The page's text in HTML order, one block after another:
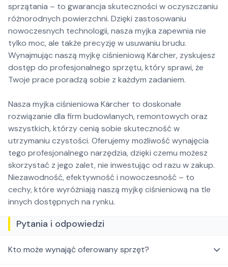
sprzątania – to gwarancja skuteczności w oczyszczaniu
różnorodnych powierzchni. Dzięki zastosowaniu
nowoczesnych technologii, nasza myjka zapewnia nie
tylko moc, ale także precyzję w usuwaniu brudu.
Wynajmując naszą myjkę ciśnieniową Kärcher, zyskujesz
dostęp do profesjonalnego sprzętu, który sprawi, że
Twoje prace poradzą sobie z każdym zadaniem.
Nasza myjka ciśnieniowa Kärcher to doskonałe
rozwiązanie dla firm budowlanych, remontowych oraz
wszystkich, którzy cenią sobie skuteczność w
utrzymaniu czystości. Oferujemy możliwość wynajęcia
tego profesjonalnego narzędzia, dzięki czemu możesz
skorzystać z jego zalet, nie inwestując od razu w zakup.
Niezawodność, efektywność i nowoczesność – to
cechy, które wyróżniają naszą myjkę ciśnieniową na tle
innych dostępnych na rynku.
Pytania i odpowiedzi
Kto może wynająć oferowany sprzęt?